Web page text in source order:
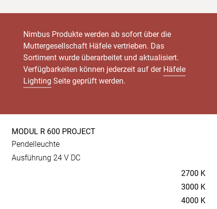
Nimbus Produkte werden ab sofort über die
Muttergesellschaft Häfele vertrieben. Das
Sortiment wurde überarbeitet und aktualisiert.
Verfügbarkeiten können jederzeit auf der Häfele
Lighting Seite geprüft werden.
Produkt-
Spezifikationen
MODUL R 600 PROJECT
Pendelleuchte
Ausführung 24 V DC
2700 K
3000 K
4000 K